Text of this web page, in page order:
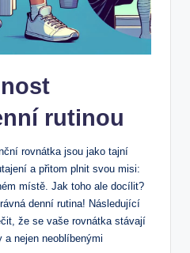
rutinou
rovnátka jsou jako tajní
a přitom plnit svou misi:
místě. Jak toho ale docílit?
denní rutina! Následující
že se vaše rovnátka stávají
nejen neoblíbenými